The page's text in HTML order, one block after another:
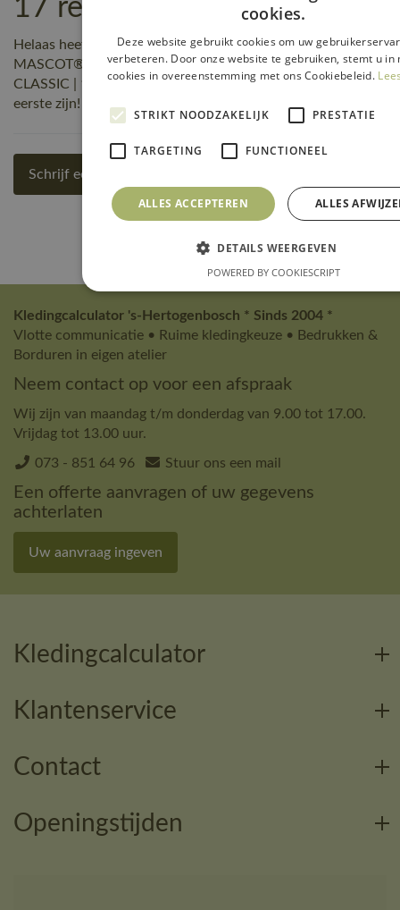
17 reviews
Helaas heeft nog niemand een beoordeling geschreven over
MASCOT® Workwear Poloshirt, met lange mouwen | SAFE
CLASSIC | 17 hi-vis geel | 18283-995-17, maar jij kunt de
eerste zijn! Schrijf een review!
Schrijf een review
Kledingcalculator 's-Hertogenbosch * Sinds 2004 *
Vlotte communicatie • Ruime kledingkeuze • Bedrukken &
Borduren in eigen atelier
Neem contact op voor een afspraak
Wij zijn van maandag t/m donderdag van 9.00 tot 17.00.
Vrijdag tot 13.00 uur.
073 - 851 64 96 Stuur ons een mail
Een offerte aanvragen of uw gegevens
achterlaten
Uw aanvraag ingeven
Kledingcalculator
Klantenservice
Contact
Openingstijden
cookies.
Deze website gebruikt cookies om uw
verbeteren. Door onze website te gebruiken, stemt u in
cookies in overeenstemming met ons Cookiebeleid.
STRIKT NOODZAKELIJK PRESTATIE
TARGETING FUNCTIONEEL
ALLES ACCEPTEREN ALLES
DETAILS WEERGEVEN
POWERED BY COOKIESCRIPT